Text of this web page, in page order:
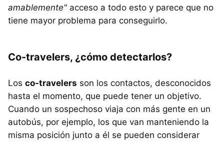
amablemente" acceso a todo esto y parece que no
tiene mayor problema para conseguirlo.
Co-travelers, ¿cómo detectarlos?
Los co-travelers son los contactos, desconocidos
hasta el momento, que puede tener un objetivo.
Cuando un sospechoso viaja con más gente en un
autobús, por ejemplo, los que van manteniendo la
misma posición junto a él se pueden considerar